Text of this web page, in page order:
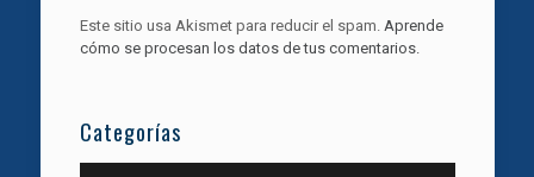
Este sitio usa Akismet para reducir el spam. Aprende
cómo se procesan los datos de tus comentarios.
Categorías